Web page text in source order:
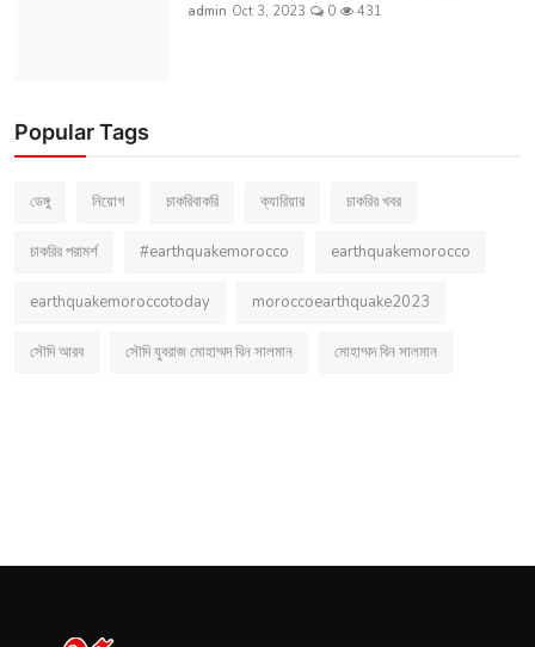
admin Oct 3, 2023 0 431
Popular Tags
ডেঙ্গু নিয়োগ চাকরিবাকরি ক্যারিয়ার চাকরির খবর
চাকরির পরামর্শ #earthquakemorocco earthquakemorocco
earthquakemoroccotoday moroccoearthquake2023
সৌদি আরব সৌদি যুবরাজ মোহাম্মদ বিন সালমান মোহাম্মদ বিন সালমান